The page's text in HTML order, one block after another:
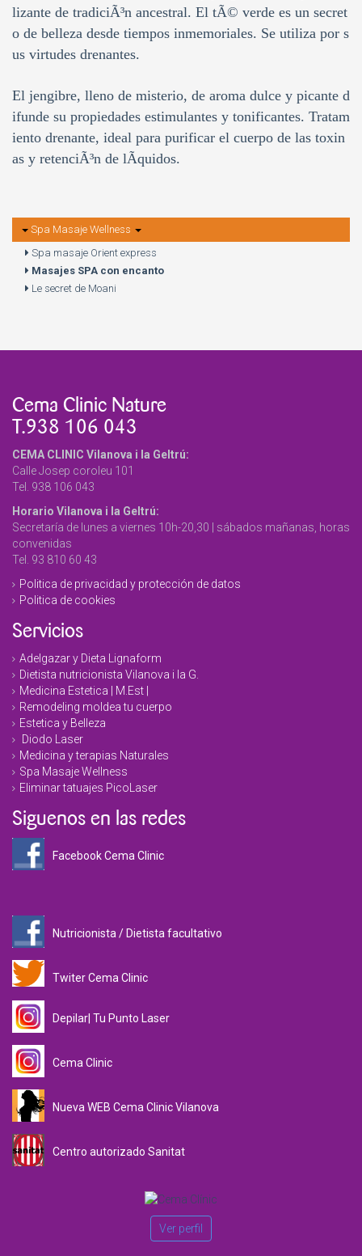
lizante de tradiciÃ³n ancestral. El tÃ© verde es un secret
o de belleza desde tiempos inmemoriales. Se utiliza por s
us virtudes drenantes.
El jengibre, lleno de misterio, de aroma dulce y picante d
ifunde su propiedades estimulantes y tonificantes. Tratam
iento drenante, ideal para purificar el cuerpo de las toxin
as y retenciÃ³n de lÃ­quidos.
Spa Masaje Wellness
Spa masaje Orient express
Masajes SPA con encanto
Le secret de Moani
Cema Clinic Nature
T.938 106 043
CEMA CLINIC Vilanova i la Geltrú:
Calle Josep coroleu 101
Tel. 938 106 043
Horario Vilanova i la Geltrú:
Secretaría de lunes a viernes 10h-20,30 | sábados mañanas, horas
convenidas
Tel. 93 810 60 43
Politica de privacidad y protección de datos
Politica de cookies
Servicios
Adelgazar y Dieta Lignaform
Dietista nutricionista Vilanova i la G.
Medicina Estetica | M.Est |
Remodeling moldea tu cuerpo
Estetica y Belleza
Diodo Laser
Medicina y terapias Naturales
Spa Masaje Wellness
Eliminar tatuajes PicoLaser
Siguenos en las redes
Facebook Cema Clinic
Nutricionista / Dietista facultativo
Twiter Cema Clinic
Depilar| Tu Punto Laser
Cema Clinic
Nueva WEB Cema Clinic Vilanova
Centro autorizado Sanitat
Ver perfil